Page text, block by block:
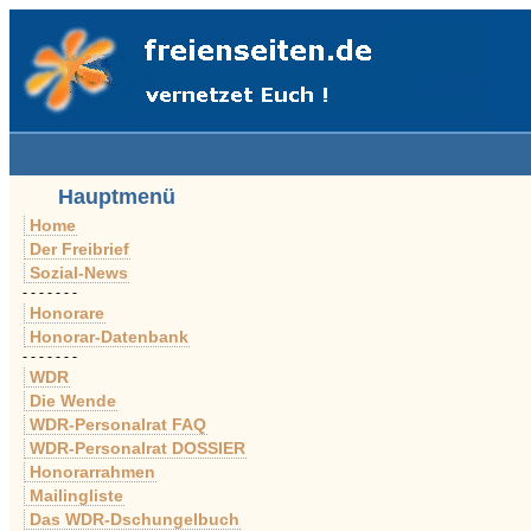
Hauptmenü
Home
Der Freibrief
Sozial-News
- - - - - - -
Honorare
Honorar-Datenbank
- - - - - - -
WDR
Die Wende
WDR-Personalrat FAQ
WDR-Personalrat DOSSIER
Honorarrahmen
Mailingliste
Das WDR-Dschungelbuch